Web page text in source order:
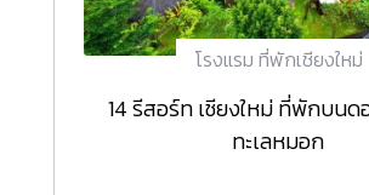
โรงแรม ที่พักเชียงใหม่
14 รีสอร์ท เชียงใหม่ ที่พักบนด
ทะเลหมอก